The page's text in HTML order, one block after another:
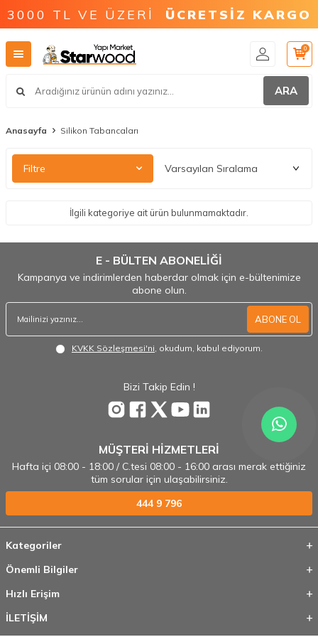
3000 TL VE ÜZERİ ÜCRETSİZ KARGO
ARA
0
Anasayfa Silikon Tabancaları
Filtre
İlgili kategoriye ait ürün bulunmamaktadır.
E - BÜLTEN ABONELİĞİ
Kampanya ve indirimlerden haberdar olmak için e-bültenimize
abone olun.
ABONE OL
KVKK Sözleşmesi'ni, okudum, kabul ediyorum.
Bizi Takip Edin !
MÜŞTERİ HİZMETLERİ
Hafta içi 08:00 - 18:00 / C.tesi 08:00 - 16:00 arası merak ettiğiniz
tüm sorular için ulaşabilirsiniz.
444 9 796
Kategoriler
Önemli Bilgiler
Hızlı Erişim
İLETİŞİM